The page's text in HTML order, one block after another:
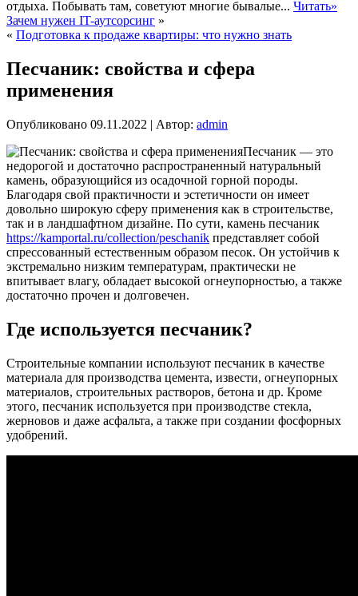
отдыха. Побывать там, советуют многие бывалые... Читать»
Зачем нужен IT-аутсорсинг »
« Подготовка к продаже квартиры: что нужно знать
Песчаник: свойства и сфера
применения
Опубликовано 09.11.2022 | Автор: admin
Песчаник — это
недорогой и достаточно распространенный натуральный
камень, образующийся из осадочной горной породы.
Благодаря свой практичности и эстетичности он имеет
довольно широкую сферу применения как в строительстве,
так и в ландшафтном дизайне. По сути, камень песчаник
https://kamportal.ru/collection/peschanik представляет собой
спрессованный естественным образом песок. Он устойчив к
экстремально низким температурам, практически не
впитывает влагу, обладает высокой огнеупорностью, а также
достаточно прочен и долговечен.
Где используется песчаник?
Строительные компании используют песчаник в качестве
материала для производства цемента, извести, огнеупорных
материалов, строительных растворов, бетона и др. Кроме
этого, песчаник используется при производстве стекла,
жерновов и даже асфальта, а также при создании фосфорных
удобрений.